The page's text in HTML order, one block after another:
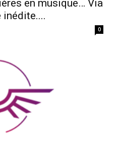
en musique… Via
0